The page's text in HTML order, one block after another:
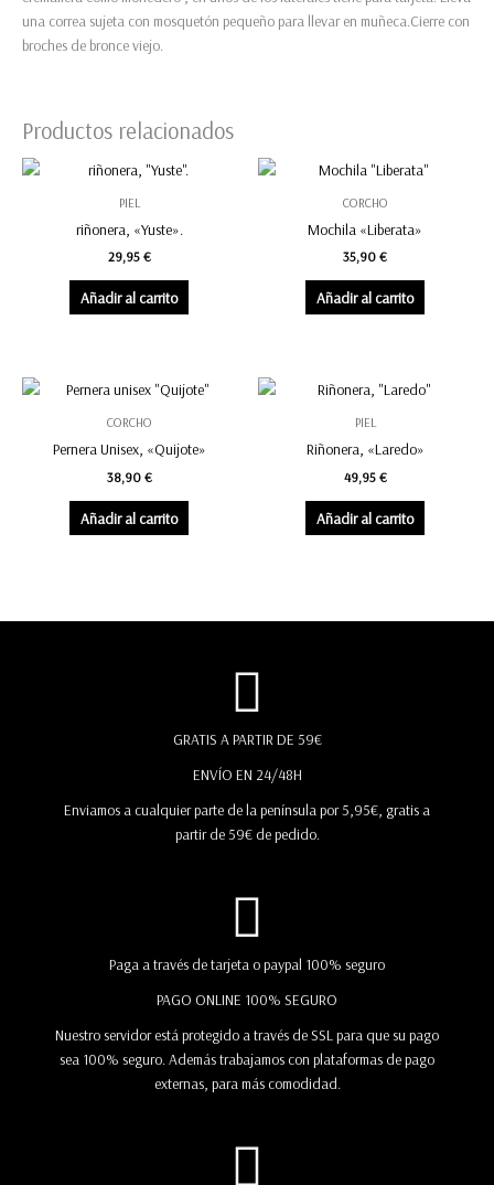
una correa sujeta con mosquetón pequeño para llevar en muñeca.Cierre con
broches de bronce viejo.
Productos relacionados
PIEL
riñonera, «Yuste».
29,95 €
Añadir al carrito
CORCHO
Mochila «Liberata»
35,90 €
Añadir al carrito
CORCHO
Pernera Unisex, «Quijote»
38,90 €
Añadir al carrito
PIEL
Riñonera, «Laredo»
49,95 €
Añadir al carrito
GRATIS A PARTIR DE 59€
ENVÍO EN 24/48H
Enviamos a cualquier parte de la península por 5,95€, gratis a
partir de 59€ de pedido.
Paga a través de tarjeta o paypal 100% seguro
PAGO ONLINE 100% SEGURO
Nuestro servidor está protegido a través de SSL para que su pago
sea 100% seguro. Además trabajamos con plataformas de pago
externas, para más comodidad.